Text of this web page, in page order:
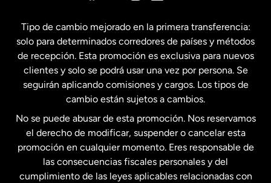
Estados Unidos English
Estados Unidos Español
Francia
Malasia
Tipo de cambio mejorado en la primera transferencia:
solo para determinados corredores de países y métodos
de recepción. Esta promoción es exclusiva para nuevos
clientes y solo se podrá usar una vez por persona. Se
seguirán aplicando comisiones y cargos. Los tipos de
cambio están sujetos a cambios.
No se puede abusar de esta promoción. Nos reservamos
el derecho de modificar, suspender o cancelar esta
promoción en cualquier momento. Eres responsable de
las consecuencias fiscales personales y del
cumplimiento de las leyes aplicables relacionadas con